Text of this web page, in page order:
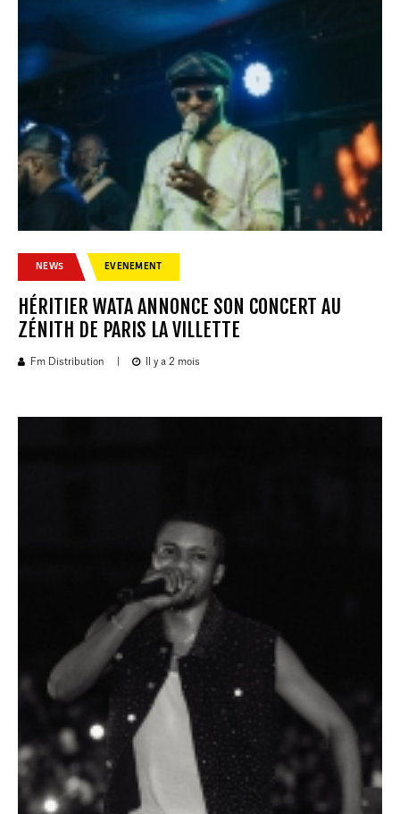
NEWS EVENEMENT
HÉRITIER WATA ANNONCE SON CONCERT AU
ZÉNITH DE PARIS LA VILLETTE
Fm Distribution Il y a 2 mois